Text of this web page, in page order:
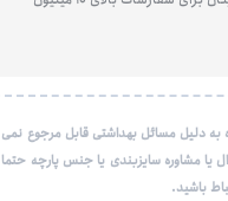
دلیل مسائل بهداشتی قابل مرجوع نمی
یا مشاوره سایزبندی یا جنس پارچه حتما
باشید.